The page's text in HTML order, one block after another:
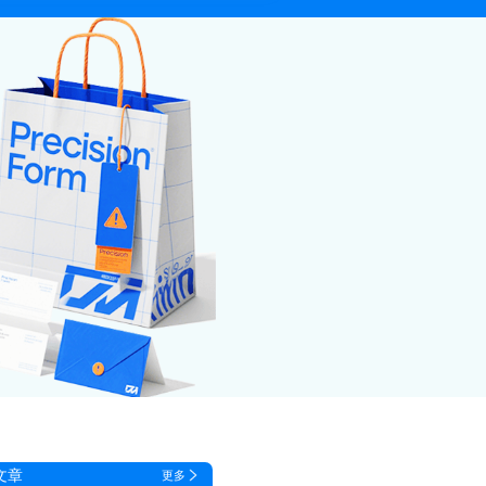
章 更多